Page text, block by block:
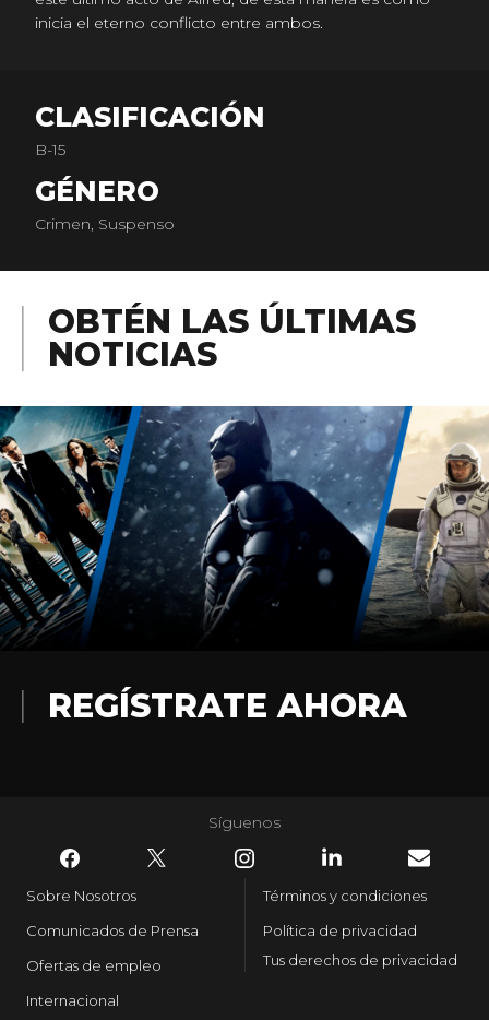
inicia el eterno conflicto entre ambos.
CLASIFICACIÓN
B-15
GÉNERO
Crimen, Suspenso
OBTÉN LAS ÚLTIMAS
NOTICIAS
REGÍSTRATE AHORA
Síguenos
Sobre Nosotros
Comunicados de Prensa
Ofertas de empleo
Internacional
Términos y condiciones
Política de privacidad
Tus derechos de privacidad